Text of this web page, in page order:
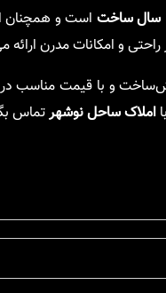
است و همچنان
و امکانات مدرن ارائه
و با قیمت مناسب
املاک ساحل نوشهرتماس